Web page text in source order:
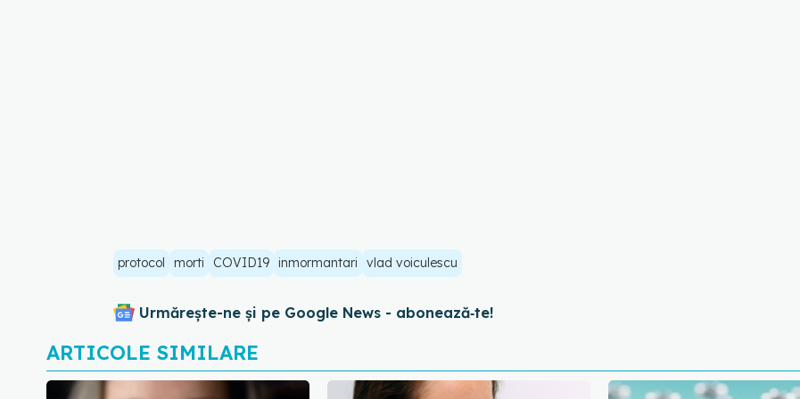
protocol morti COVID19 inmormantari vlad voiculescu
Urmărește-ne și pe Google News - abonează‑te!
ARTICOLE SIMILARE